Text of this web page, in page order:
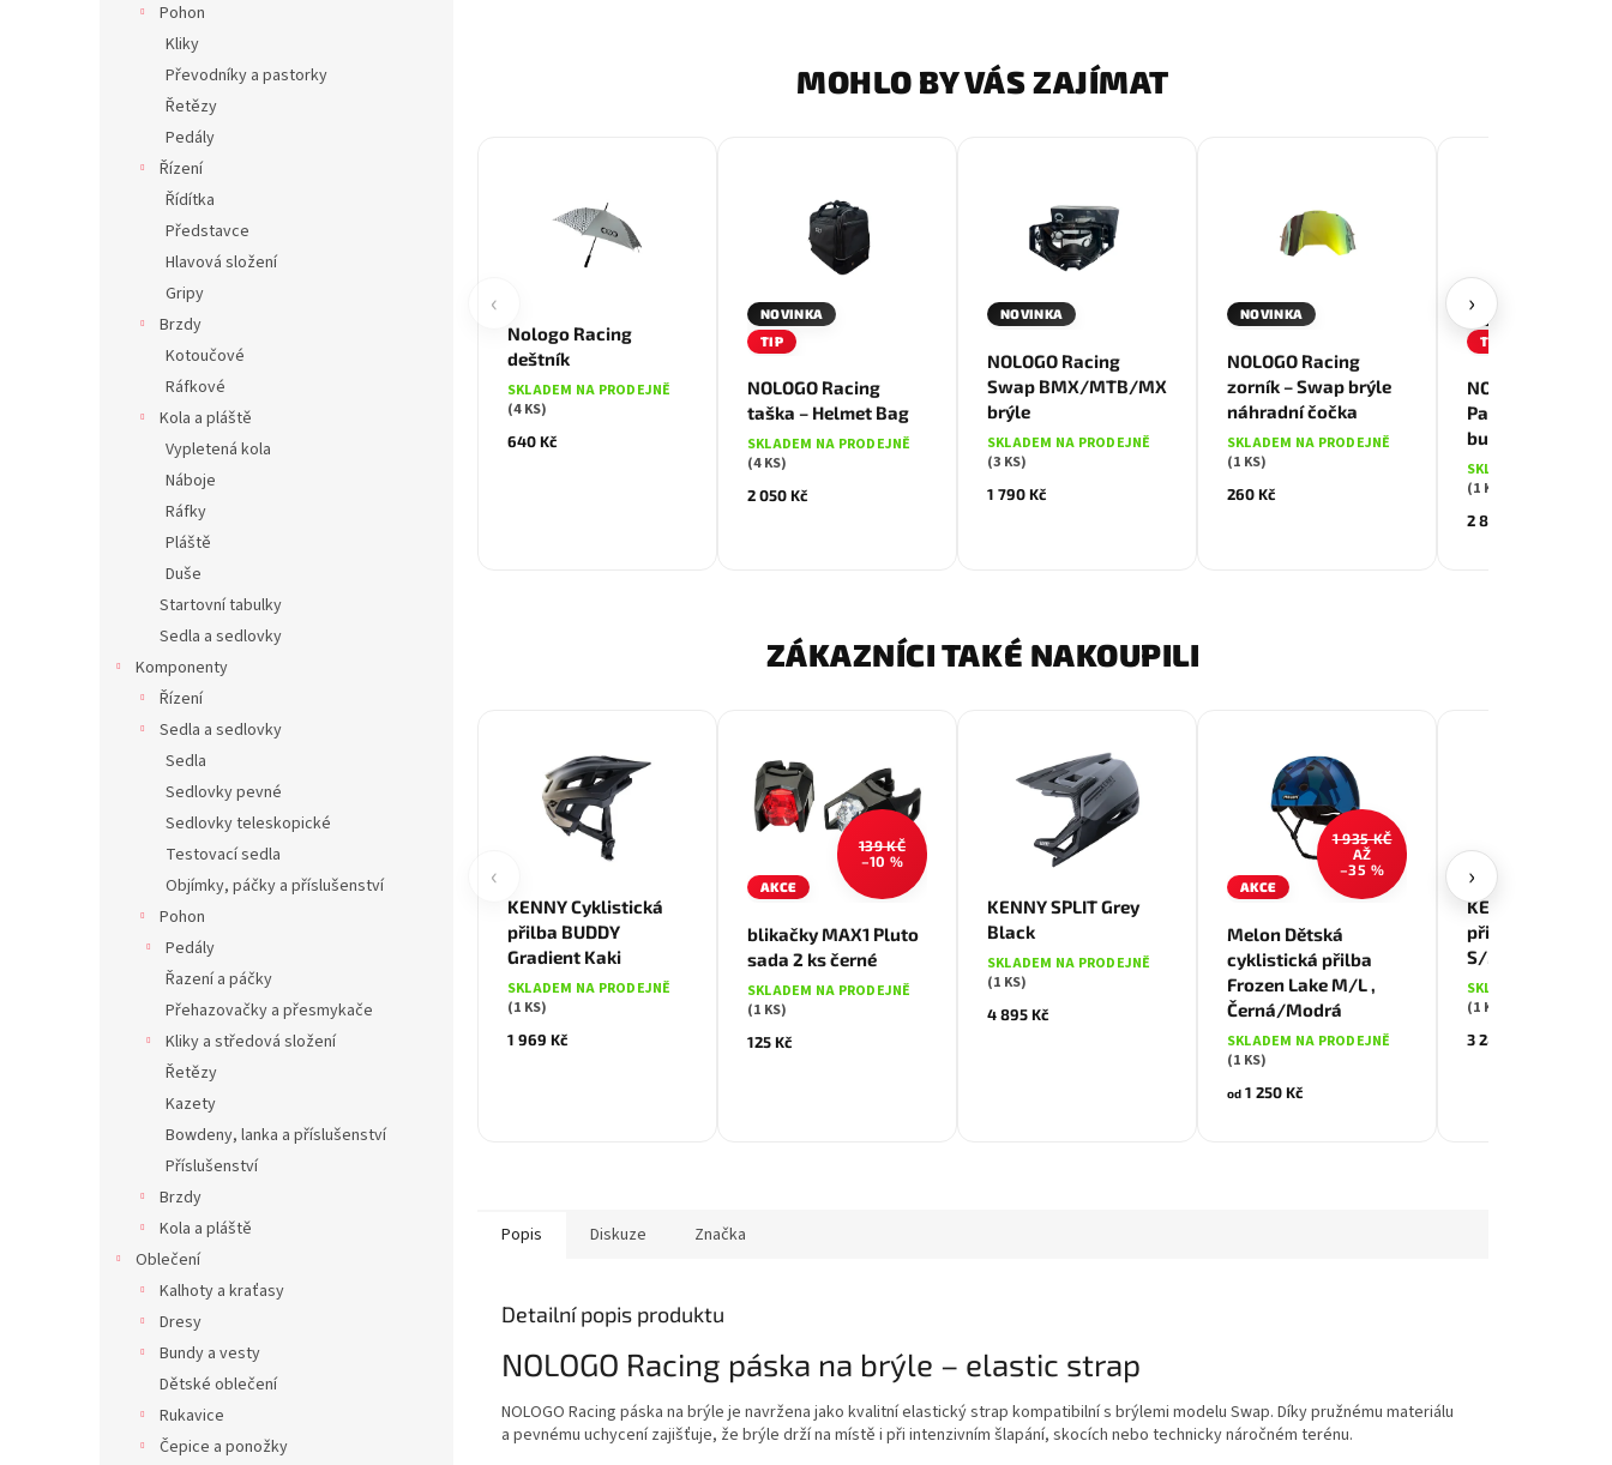
Pohon
Kliky
Převodníky a pastorky
Řetězy
Pedály
Řízení
Řídítka
Představce
Hlavová složení
Gripy
Brzdy
Kotoučové
Ráfkové
Kola a pláště
Vypletená kola
Náboje
Ráfky
Pláště
Duše
Startovní tabulky
Sedla a sedlovky
Komponenty
Řízení
Sedla a sedlovky
Sedla
Sedlovky pevné
Sedlovky teleskopické
Testovací sedla
Objímky, páčky a příslušenství
Pohon
Pedály
Řazení a páčky
Přehazovačky a přesmykače
Kliky a středová složení
Řetězy
Kazety
Bowdeny, lanka a příslušenství
Příslušenství
Brzdy
Kola a pláště
Oblečení
Kalhoty a kraťasy
Dresy
Bundy a vesty
Dětské oblečení
Rukavice
Čepice a ponožky
MOHLO BY VÁS ZAJÍMAT
‹
Nologo Racing
deštník
SKLADEM NA PRODEJNĚ
(4 KS)
640 Kč
NOVINKA
TIP
NOLOGO Racing
taška – Helmet Bag
SKLADEM NA PRODEJNĚ
(4 KS)
2 050 Kč
NOVINKA
NOLOGO Racing
Swap BMX/MTB/MX
brýle
SKLADEM NA PRODEJNĚ
(3 KS)
1 790 Kč
NOVINKA
NOLOGO Racing
zorník – Swap brýle
náhradní čočka
SKLADEM NA PRODEJNĚ
(1 KS)
260 Kč
Modrá
Zlatá
NOVINKA
TIP
NOLOGO Racing
Parka –
bunda
SKLADEM NA
(1 KS)
2 800 Kč
›
ZÁKAZNÍCI TAKÉ NAKOUPILI
‹
KENNY Cyklistická
přilba BUDDY
Gradient Kaki
SKLADEM NA PRODEJNĚ
(1 KS)
1 969 Kč
AKCE
139 KČ
–10 %
blikačky MAX1 Pluto
sada 2 ks černé
SKLADEM NA PRODEJNĚ
(1 KS)
125 Kč
KENNY SPLIT Grey
Black
SKLADEM NA PRODEJNĚ
(1 KS)
4 895 Kč
AKCE
1 935 KČ
AŽ
–35 %
Melon Dětská
cyklistická přilba
Frozen Lake M/L ,
Černá/Modrá
SKLADEM NA PRODEJNĚ
(1 KS)
od 1 250 Kč
KENNY
přilba FURTIF
S/M, Černá
SKLADEM NA
(1 KS)
3 280 Kč
›
Popis Diskuze Značka
Detailní popis produktu
NOLOGO Racing páska na brýle – elastic strap
NOLOGO Racing páska na brýle je navržena jako kvalitní elastický strap kompatibilní s brýlemi modelu Swap. Díky pružnému materiálu
a pevnému uchycení zajišťuje, že brýle drží na místě i při intenzivním šlapání, skocích nebo technicky náročném terénu.